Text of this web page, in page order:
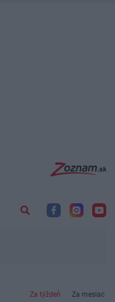
Za týždeň Za mesiac